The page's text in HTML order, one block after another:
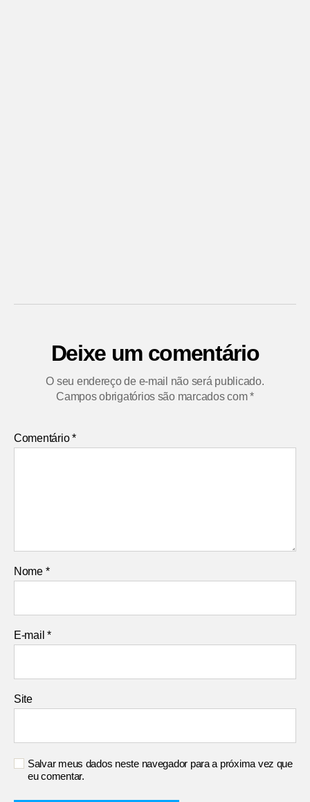
Deixe um comentário
O seu endereço de e-mail não será publicado.
Campos obrigatórios são marcados com*
Comentário*
Nome *
E-mail*
Site
Salvar meus dados neste navegador para a próxima vez que
eu comentar.